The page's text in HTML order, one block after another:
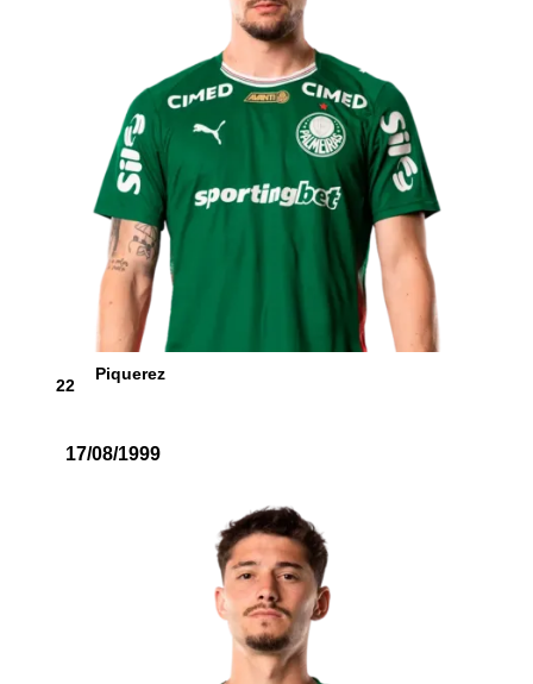
22
Piquerez
17/08/1999